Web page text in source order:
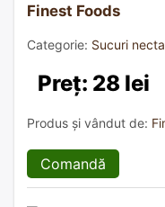
Finest Foods
Categorie: Sucuri
Preț: 28 lei
Produs și vândut de:
Comandă